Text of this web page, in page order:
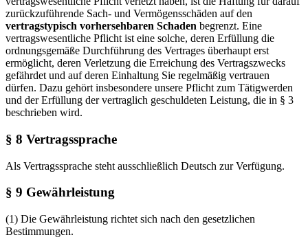
zurückzuführende Sach- und Vermögensschäden auf den
vertragstypisch vorhersehbaren Schaden begrenzt. Eine
vertragswesentliche Pflicht ist eine solche, deren Erfüllung die
ordnungsgemäße Durchführung des Vertrages überhaupt erst
ermöglicht, deren Verletzung die Erreichung des Vertragszwecks
gefährdet und auf deren Einhaltung Sie regelmäßig vertrauen
dürfen. Dazu gehört insbesondere unsere Pflicht zum Tätigwerden
und der Erfüllung der vertraglich geschuldeten Leistung, die in § 3
beschrieben wird.
§ 8 Vertragssprache
Als Vertragssprache steht ausschließlich Deutsch zur Verfügung.
§ 9 Gewährleistung
(1) Die Gewährleistung richtet sich nach den gesetzlichen
Bestimmungen.